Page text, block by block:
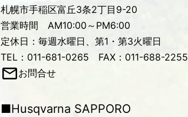
札幌市手稲区富丘3条2丁目9-20
営業時間 AM10:00～PM6:00
定休日：毎週水曜日、第1・第3火曜日
TEL：011-681-0265 FAX：011-688-2255
お問合せ
■Husqvarna SAPPORO